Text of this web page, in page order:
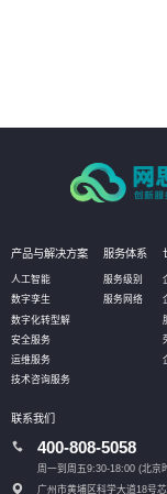
产品与解决方案
人工智能
数字孪生
数字化转型解
安全服务
运维服务
技术咨询服务
服务体系
服务级别
服务网络
联系我们
400-808-5058
周一到周五9:30-18:00 (北京
广州市黄埔区科学大道18号